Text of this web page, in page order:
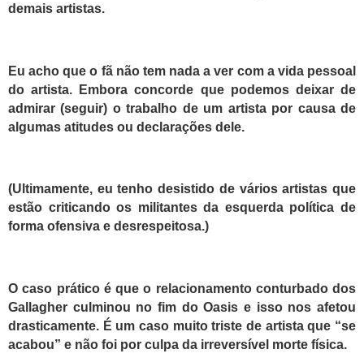
demais artistas.
Eu acho que o fã não tem nada a ver com a vida pessoal
do artista. Embora concorde que podemos deixar de
admirar (seguir) o trabalho de um artista por causa de
algumas atitudes ou declarações dele.
(Ultimamente, eu tenho desistido de vários artistas que
estão criticando os militantes da esquerda política de
forma ofensiva e desrespeitosa.)
O caso prático é que o relacionamento conturbado dos
Gallagher culminou no fim do Oasis e isso nos afetou
drasticamente. É um caso muito triste de artista que “se
acabou” e não foi por culpa da irreversível morte física.